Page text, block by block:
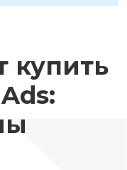
купить